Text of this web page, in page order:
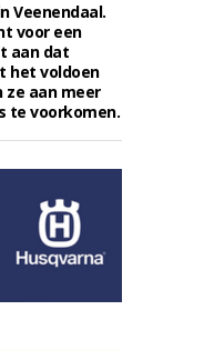
Veenendaal.
voor een
aan dat
het voldoen
aan meer
te voorkomen.